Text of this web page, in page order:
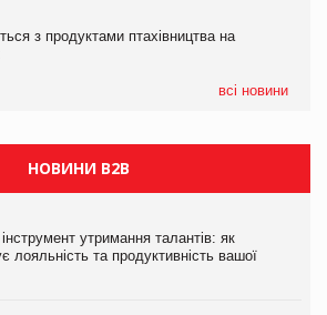
з продуктами птахівництва на
всі новини
з продуктами птахівництва на
з продуктами птахівництва на
НОВИНИ B2B
утримання талантів: як
лояльність та продуктивність вашої